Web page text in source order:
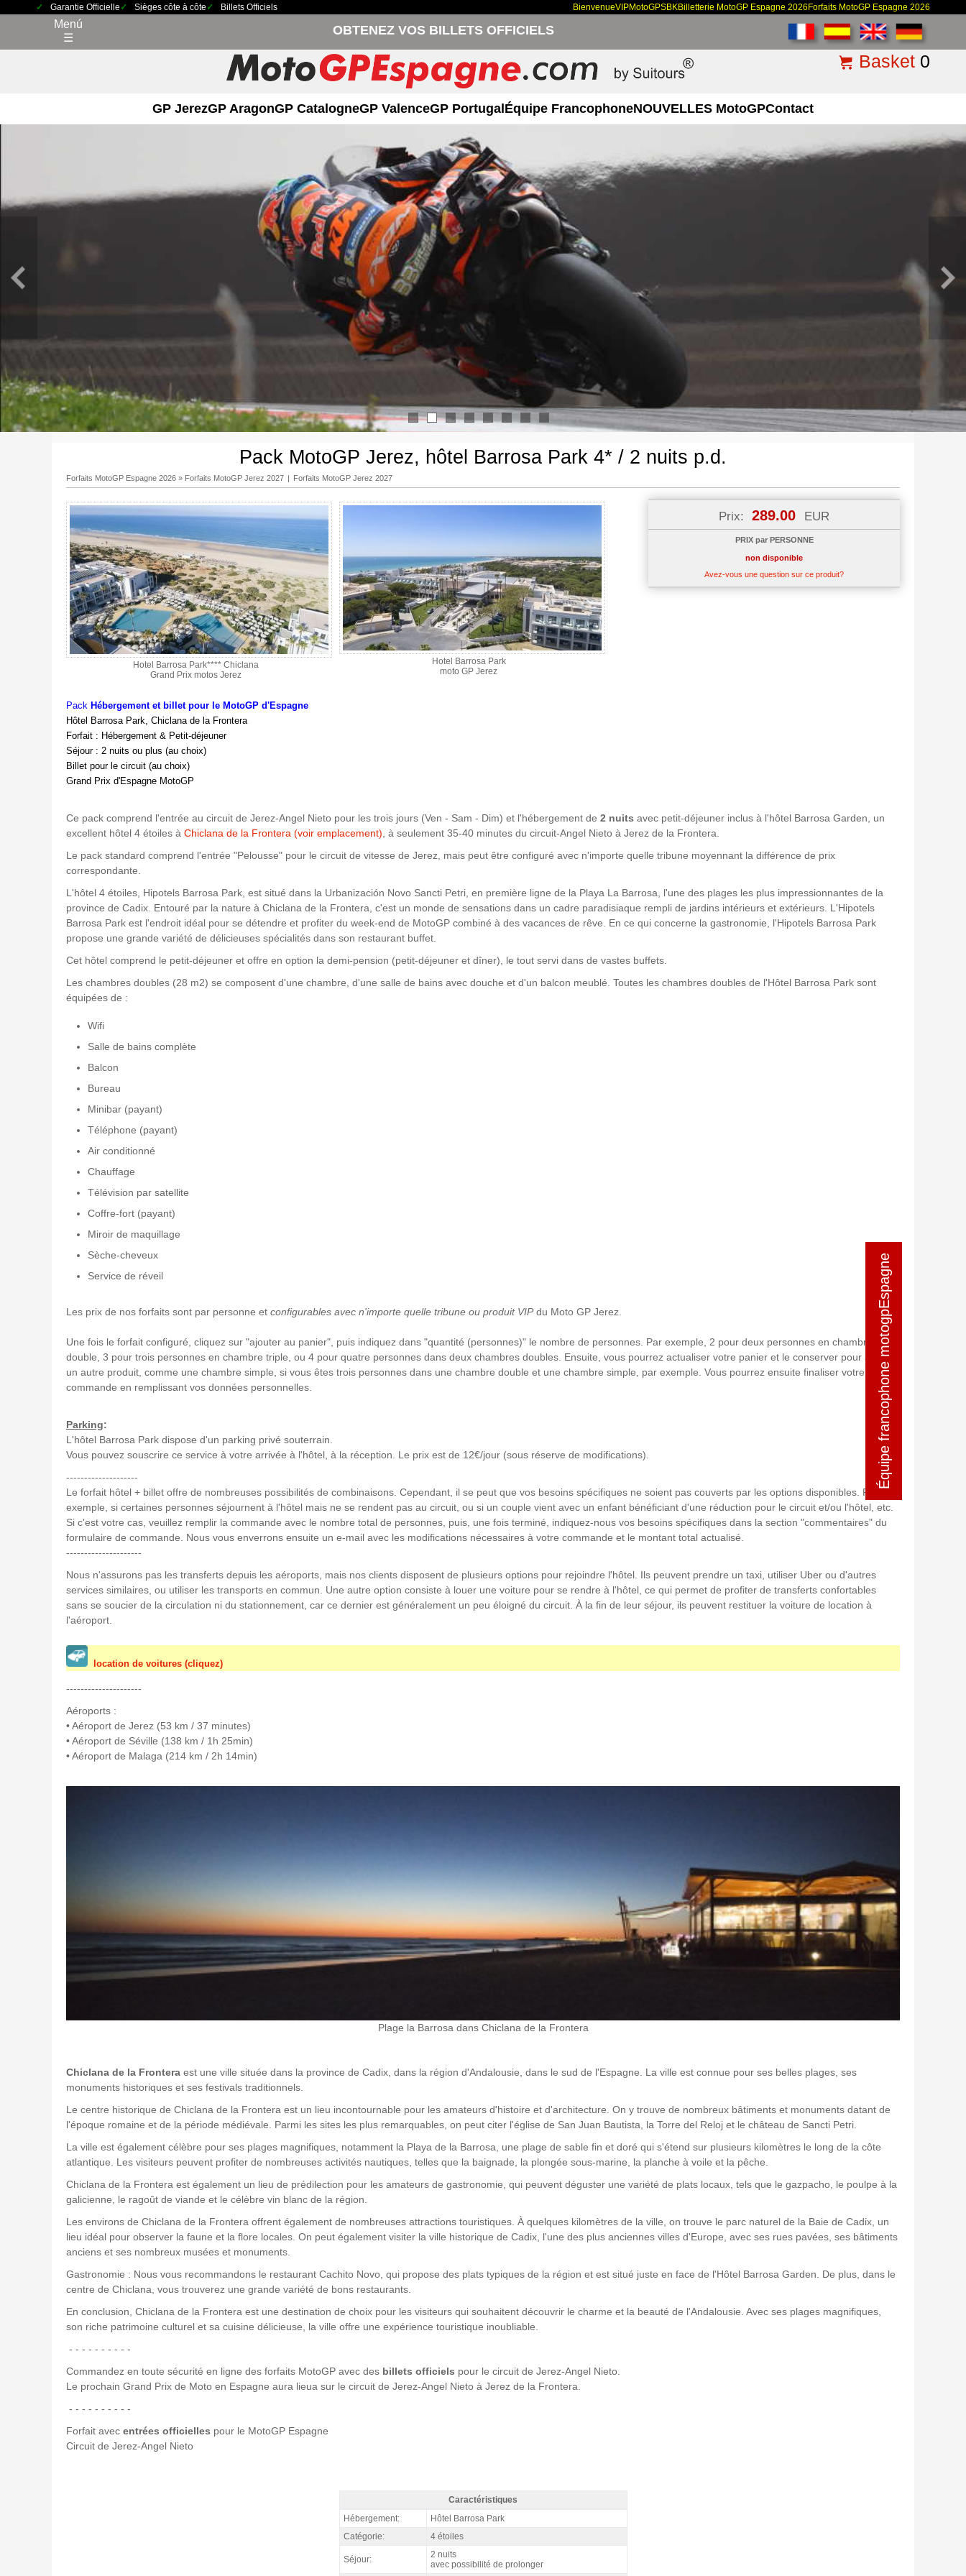
Garantie Officielle Sièges côte à côte Billets Officiels BienvenueVIPMotoGPSBKBilletterie MotoGP Espagne 2026 Forfaits MotoGP Espagne 2026
Menú
☰
OBTENEZ VOS BILLETS OFFICIELS
Basket 0
GP JerezGP AragonGP CatalogneGP ValenceGP PortugalÉquipe FrancophoneNOUVELLES MotoGPContact
1 3 4
Équipe francophone motogpEspagne
Équipe francophone motogpEspagne
Pack MotoGP Jerez, hôtel Barrosa Park 4* / 2 nuits p.d.
Forfaits MotoGP Espagne 2026 » Forfaits MotoGP Jerez 2027 | Forfaits MotoGP Jerez 2027
Hotel Barrosa Park**** Chiclana
Grand Prix motos Jerez
Hotel Barrosa Park
moto GP Jerez
Prix: 289.00 EUR
PRIX par PERSONNE
non disponible
Avez-vous une question sur ce produit?
Pack Hébergement et billet pour le MotoGP d'Espagne
Hôtel Barrosa Park, Chiclana de la Frontera
Forfait : Hébergement & Petit-déjeuner
Séjour : 2 nuits ou plus (au choix)
Billet pour le circuit (au choix)
Grand Prix d'Espagne MotoGP
Ce pack comprend l'entrée au circuit de Jerez-Angel Nieto pour les trois jours (Ven - Sam - Dim) et l'hébergement de 2 nuits avec petit-déjeuner inclus à l'hôtel Barrosa Garden, un
excellent hôtel 4 étoiles à Chiclana de la Frontera (voir emplacement) , à seulement 35-40 minutes du circuit-Angel Nieto à Jerez de la Frontera.
Le pack standard comprend l'entrée "Pelousse" pour le circuit de vitesse de Jerez, mais peut être configuré avec n'importe quelle tribune moyennant la différence de prix
correspondante.
L'hôtel 4 étoiles, Hipotels Barrosa Park, est situé dans la Urbanización Novo Sancti Petri, en première ligne de la Playa La Barrosa, l'une des plages les plus impressionnantes de la
province de Cadix. Entouré par la nature à Chiclana de la Frontera, c'est un monde de sensations dans un cadre paradisiaque rempli de jardins intérieurs et extérieurs. L'Hipotels
Barrosa Park est l'endroit idéal pour se détendre et profiter du week-end de MotoGP combiné à des vacances de rêve. En ce qui concerne la gastronomie, l'Hipotels Barrosa Park
propose une grande variété de délicieuses spécialités dans son restaurant buffet.
Cet hôtel comprend le petit-déjeuner et offre en option la demi-pension (petit-déjeuner et dîner), le tout servi dans de vastes buffets.
Les chambres doubles (28 m2) se composent d'une chambre, d'une salle de bains avec douche et d'un balcon meublé. Toutes les chambres doubles de l'Hôtel Barrosa Park sont
équipées de :
Wifi
Salle de bains complète
Balcon
Bureau
Minibar (payant)
Téléphone (payant)
Air conditionné
Chauffage
Télévision par satellite
Coffre-fort (payant)
Miroir de maquillage
Sèche-cheveux
Service de réveil
Les prix de nos forfaits sont par personne et configurables avec n'importe quelle tribune ou produit VIPdu Moto GP Jerez.
Une fois le forfait configuré, cliquez sur "ajouter au panier", puis indiquez dans "quantité (personnes)" le nombre de personnes. Par exemple, 2 pour deux personnes en chambre
double, 3 pour trois personnes en chambre triple, ou 4 pour quatre personnes dans deux chambres doubles. Ensuite, vous pourrez actualiser votre panier et le conserver pour ajouter
un autre produit, comme une chambre simple, si vous êtes trois personnes dans une chambre double et une chambre simple, par exemple. Vous pourrez ensuite finaliser votre
commande en remplissant vos données personnelles.
Parking:
L'hôtel Barrosa Park dispose d'un parking privé souterrain.
Vous pouvez souscrire ce service à votre arrivée à l'hôtel, à la réception. Le prix est de 12€/jour (sous réserve de modifications).
--------------------
Le forfait hôtel + billet offre de nombreuses possibilités de combinaisons. Cependant, il se peut que vos besoins spécifiques ne soient pas couverts par les options disponibles. Par
exemple, si certaines personnes séjournent à l'hôtel mais ne se rendent pas au circuit, ou si un couple vient avec un enfant bénéficiant d'une réduction pour le circuit et/ou l'hôtel, etc.
Si c'est votre cas, veuillez remplir la commande avec le nombre total de personnes, puis, une fois terminé, indiquez-nous vos besoins spécifiques dans la section "commentaires" du
formulaire de commande. Nous vous enverrons ensuite un e-mail avec les modifications nécessaires à votre commande et le montant total actualisé.
---------------------
Nous n'assurons pas les transferts depuis les aéroports, mais nos clients disposent de plusieurs options pour rejoindre l'hôtel. Ils peuvent prendre un taxi, utiliser Uber ou d'autres
services similaires, ou utiliser les transports en commun. Une autre option consiste à louer une voiture pour se rendre à l'hôtel, ce qui permet de profiter de transferts confortables
sans se soucier de la circulation ni du stationnement, car ce dernier est généralement un peu éloigné du circuit. À la fin de leur séjour, ils peuvent restituer la voiture de location à
l'aéroport.
location de voitures (cliquez)
---------------------
Aéroports :
• Aéroport de Jerez (53 km / 37 minutes)
• Aéroport de Séville (138 km / 1h 25min)
• Aéroport de Malaga (214 km / 2h 14min)
Plage la Barrosa dans Chiclana de la Frontera
Chiclana de la Frontera est une ville située dans la province de Cadix, dans la région d'Andalousie, dans le sud de l'Espagne. La ville est connue pour ses belles plages, ses
monuments historiques et ses festivals traditionnels.
Le centre historique de Chiclana de la Frontera est un lieu incontournable pour les amateurs d'histoire et d'architecture. On y trouve de nombreux bâtiments et monuments datant de
l'époque romaine et de la période médiévale. Parmi les sites les plus remarquables, on peut citer l'église de San Juan Bautista, la Torre del Reloj et le château de Sancti Petri.
La ville est également célèbre pour ses plages magnifiques, notamment la Playa de la Barrosa, une plage de sable fin et doré qui s'étend sur plusieurs kilomètres le long de la côte
atlantique. Les visiteurs peuvent profiter de nombreuses activités nautiques, telles que la baignade, la plongée sous-marine, la planche à voile et la pêche.
Chiclana de la Frontera est également un lieu de prédilection pour les amateurs de gastronomie, qui peuvent déguster une variété de plats locaux, tels que le gazpacho, le poulpe à la
galicienne, le ragoût de viande et le célèbre vin blanc de la région.
Les environs de Chiclana de la Frontera offrent également de nombreuses attractions touristiques. À quelques kilomètres de la ville, on trouve le parc naturel de la Baie de Cadix, un
lieu idéal pour observer la faune et la flore locales. On peut également visiter la ville historique de Cadix, l'une des plus anciennes villes d'Europe, avec ses rues pavées, ses bâtiments
anciens et ses nombreux musées et monuments.
Gastronomie : Nous vous recommandons le restaurant Cachito Novo, qui propose des plats typiques de la région et est situé juste en face de l'Hôtel Barrosa Garden. De plus, dans le
centre de Chiclana, vous trouverez une grande variété de bons restaurants.
En conclusion, Chiclana de la Frontera est une destination de choix pour les visiteurs qui souhaitent découvrir le charme et la beauté de l'Andalousie. Avec ses plages magnifiques,
son riche patrimoine culturel et sa cuisine délicieuse, la ville offre une expérience touristique inoubliable.
- - - - - - - - - -
Commandez en toute sécurité en ligne des forfaits MotoGP avec des billets officiels pour le circuit de Jerez-Angel Nieto.
Le prochain Grand Prix de Moto en Espagne aura lieua sur le circuit de Jerez-Angel Nieto à Jerez de la Frontera.
- - - - - - - - - -
Forfait avec entrées officielles pour le MotoGP Espagne
Circuit de Jerez-Angel Nieto
Pack MotoGP Jerez, hôtel Barrosa Park 4* / 2 nuits p.d. - Caractéristiques
Caractéristiques
Hébergement:
Hôtel Barrosa Park
Catégorie:
4 étoiles
Séjour:
2 nuits
avec possibilité de prolonger